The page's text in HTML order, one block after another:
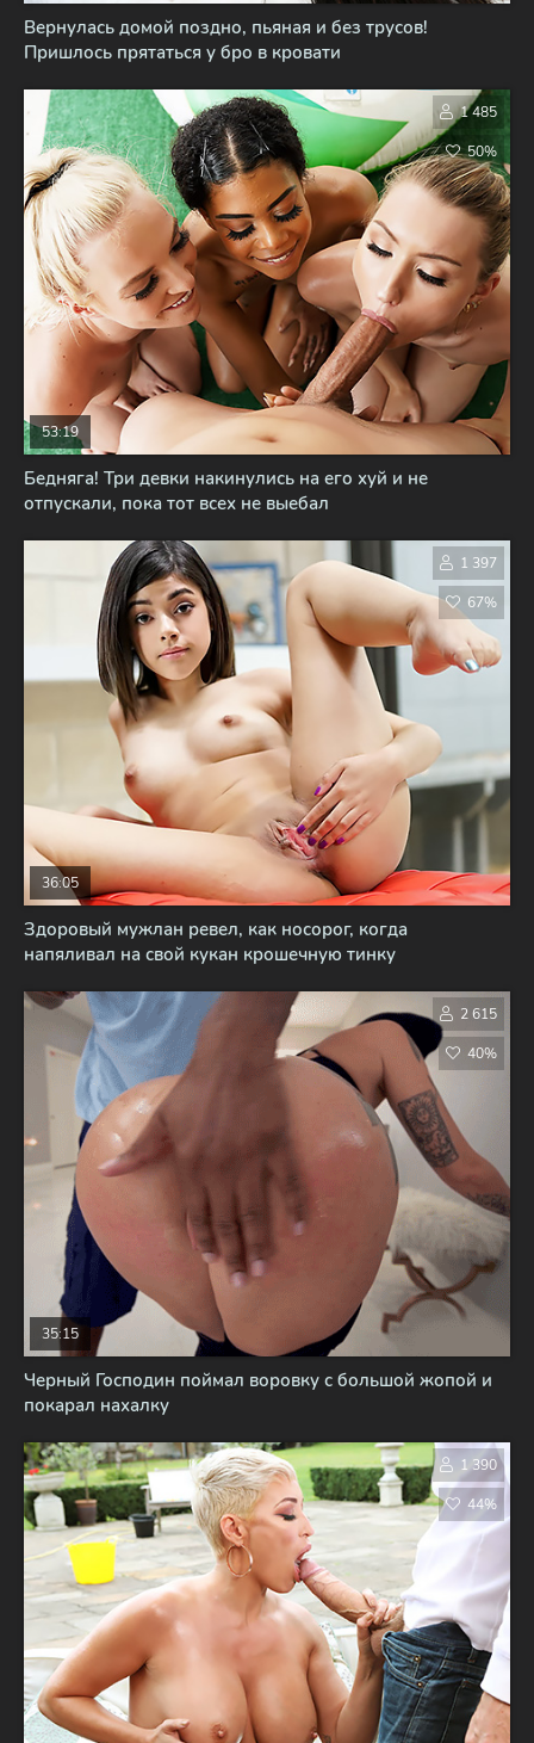
Вернулась домой поздно, пьяная и без трусов!
Пришлось прятаться у бро в кровати
Бедняга! Три девки накинулись на его хуй и не
отпускали, пока тот всех не выебал
53:19
1 485
50%
Здоровый мужлан ревел, как носорог, когда
напяливал на свой кукан крошечную тинку
36:05
1 397
67%
Черный Господин поймал воровку с большой жопой и
покарал нахалку
35:15
2 615
40%
1 390
44%